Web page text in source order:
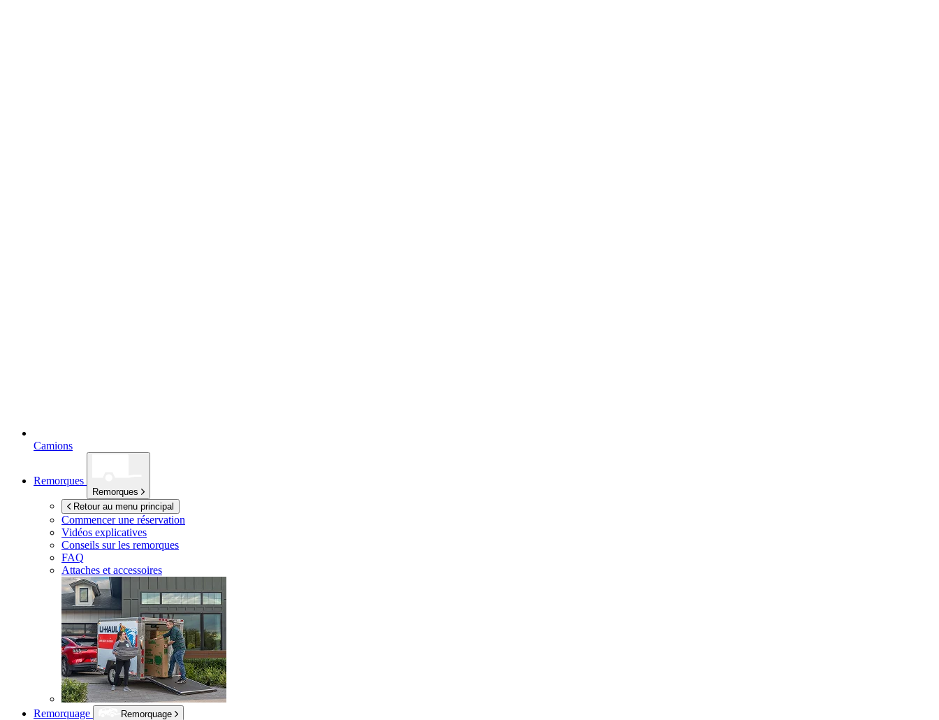
Camions
Remorques
Remorques
Retour au menu principal
Commencer une réservation
Vidéos explicatives
Conseils sur les remorques
FAQ
Attaches et accessoires
Remorquage
Remorquage